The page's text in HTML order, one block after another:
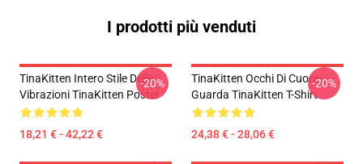
I prodotti più venduti
TinaKitten Intero Stile Delle
Vibrazioni TinaKitten Poster
18,21 € - 42,22 €
-20%
TinaKitten Occhi Di Cuore
Guarda TinaKitten T-Shirt
24,38 € - 28,06 €
-20%